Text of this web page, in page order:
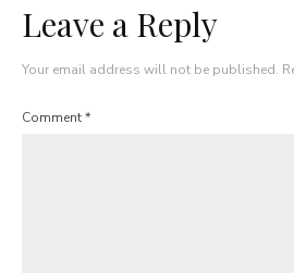
Leave a Reply
Your email address will not be published.
Comment*